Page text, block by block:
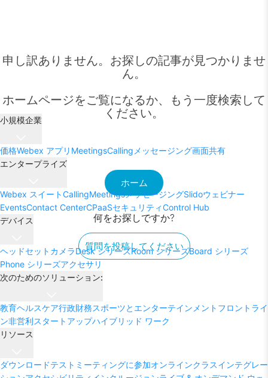
申し訳ありません。お探しの記事が見つかりませ
ん。
ホームページをご覧になるか、もう一度検索して
ください。
ホーム
何をお探しですか?
質問を投稿してください
小規模企業
価格Webex アプリ MeetingsCalling メッセージング画面共有
エンタープライズ
Webex スイートCallingMeetingsメッセージングSlidoウェビナー
EventsContact CenterCPaaSセキュリティControl Hub
デバイス
ヘッドセット カメラDesk シリーズRoom シリーズBoard シリーズ
Phone シリーズアクセサリ
次のためのソリューション:
教育ヘルスケア行政財務スポーツとエンターテインメント フロントライ
ン非営利スタートアップハイブリッド ワーク
リソース
ダウンロードテストミーティングに参加オンラインクラスインテグレー